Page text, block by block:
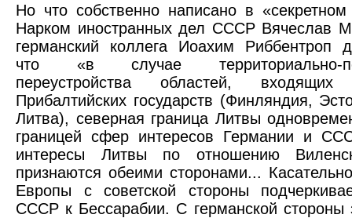
Но что собственно написано в «секретном
Нарком иностранных дел СССР Вячеслав
германский коллега Иоахим Риббентроп
что «в случае территориально-
переустройства областей,
Прибалтийских государств (Финляндия,
Литва), северная граница Литвы
границей сфер интересов Германии и
интересы Литвы по отношению
признаются обеими сторонами...
Европы с советской стороны
СССР к Бессарабии. С германской стороны